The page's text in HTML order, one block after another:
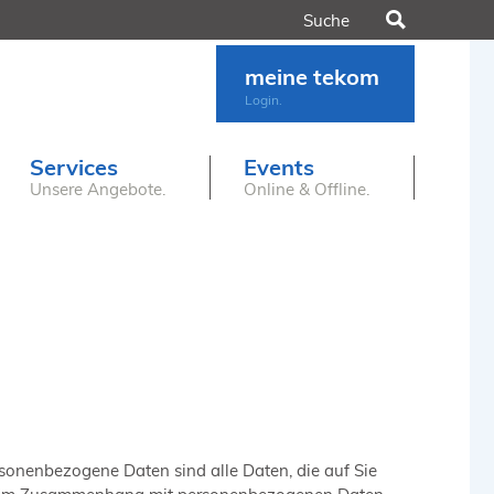
Services
Unsere Angebote.
Events
Online & Offline.
meine tekom
Login.
Daten sind alle Daten, die auf Sie